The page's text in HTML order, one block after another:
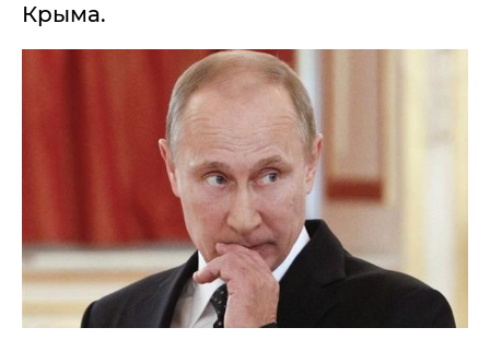
Крыма.